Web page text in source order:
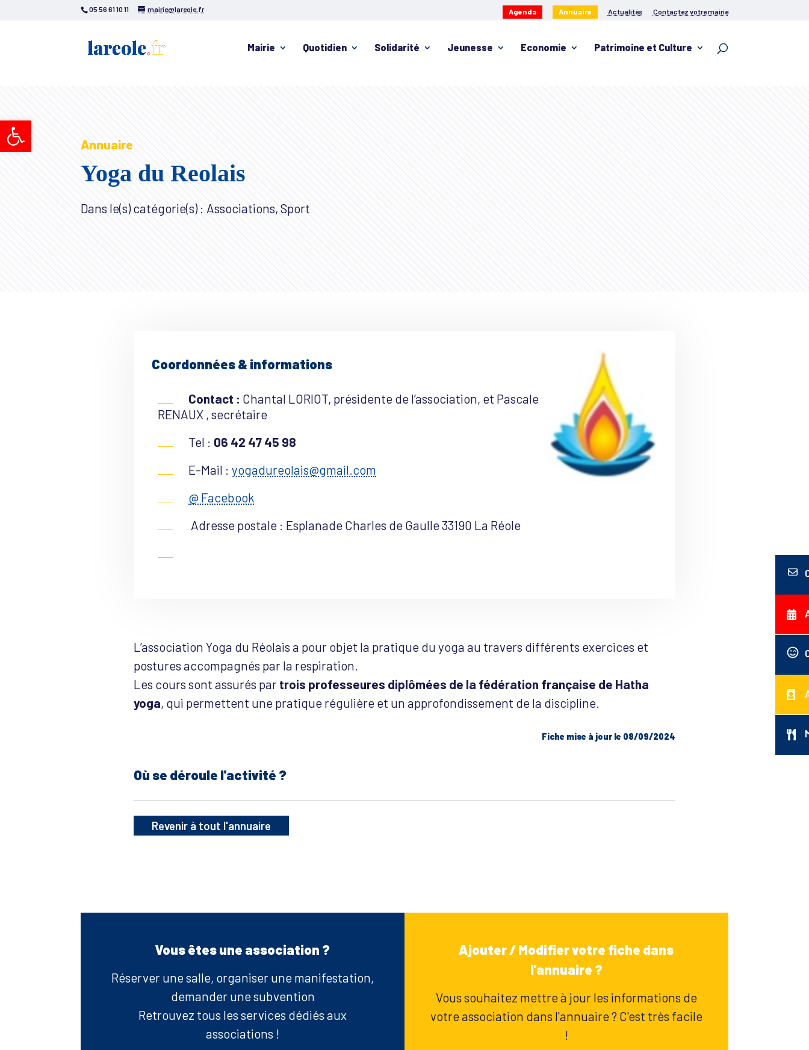
Ouvrir la barre d’outils
05 56 61 10 11 mairie@lareole.fr Agenda Annuaire Actualités Contactez votre mairie
Mairie Quotidien Solidarité Jeunesse Economie Patrimoine et Culture
Annuaire
Yoga du Reolais
Dans le(s) catégorie(s) : Associations, Sport
Coordonnées & informations
Contact : Chantal LORIOT, présidente de l’association, et Pascale
RENAUX , secrétaire
Tel : 06 42 47 45 98
E-Mail :yogadureolais@gmail.com
@ Facebook
Adresse postale : Esplanade Charles de Gaulle 33190 La Réole
L’association Yoga du Réolais a pour objet la pratique du yoga au travers différents exercices et
postures accompagnés par la respiration.
Les cours sont assurés par trois professeures diplômées de la fédération française de Hatha
yoga, qui permettent une pratique régulière et un approfondissement de la discipline.
Fiche mise à jour le 08/09/2024
Où se déroule l'activité ?
Revenir à tout l'annuaire
Vous êtes une association ?
Réserver une salle, organiser une manifestation,
demander une subvention
Retrouvez tous les services dédiés aux
associations !
Ajouter / Modifier votre fiche dans
l'annuaire ?
Vous souhaitez mettre à jour les informations de
votre association dans l'annuaire ? C'est très facile
!